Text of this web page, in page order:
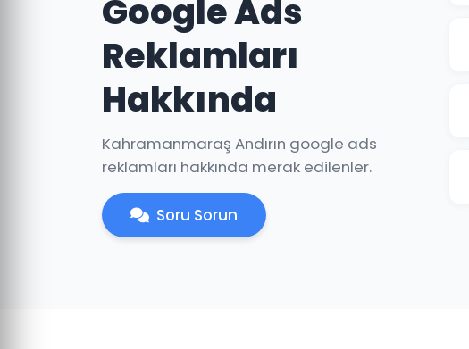
Google Ads
Reklamları
Hakkında
Kahramanmaraş Andırın google ads
reklamları hakkında merak edilenler.
Soru Sorun